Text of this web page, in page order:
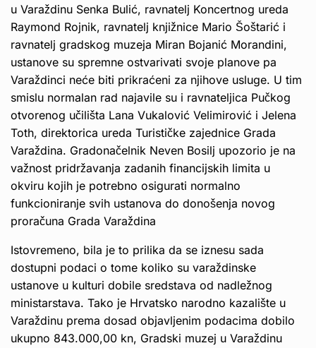
u Varaždinu Senka Bulić, ravnatelj Koncertnog ureda
Raymond Rojnik, ravnatelj knjižnice Mario Šoštarić i
ravnatelj gradskog muzeja Miran Bojanić Morandini,
ustanove su spremne ostvarivati svoje planove pa
Varaždinci neće biti prikraćeni za njihove usluge. U tim
smislu normalan rad najavile su i ravnateljica Pučkog
otvorenog učilišta Lana Vukalović Velimirović i Jelena
Toth, direktorica ureda Turističke zajednice Grada
Varaždina. Gradonačelnik Neven Bosilj upozorio je na
važnost pridržavanja zadanih financijskih limita u
okviru kojih je potrebno osigurati normalno
funkcioniranje svih ustanova do donošenja novog
proračuna Grada Varaždina
Istovremeno, bila je to prilika da se iznesu sada
dostupni podaci o tome koliko su varaždinske
ustanove u kulturi dobile sredstava od nadležnog
ministarstava. Tako je Hrvatsko narodno kazalište u
Varaždinu prema dosad objavljenim podacima dobilo
ukupno 843.000,00 kn, Gradski muzej u Varaždinu